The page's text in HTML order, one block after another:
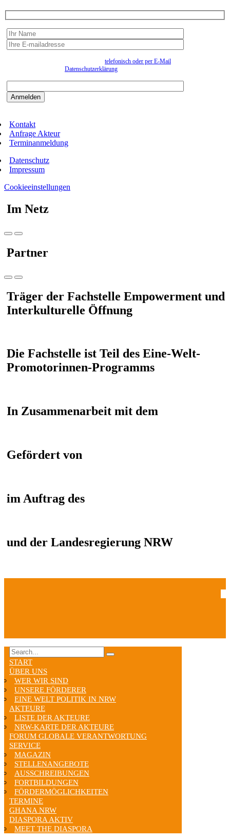
telefonisch oder per E-Mail
Datenschutzerklärung
Kontakt
Anfrage Akteur
Terminanmeldung
Datenschutz
Impressum
Cookieeinstellungen
Im Netz
Partner
Träger der Fachstelle Empowerment und
Interkulturelle Öffnung
Die Fachstelle ist Teil des Eine-Welt-
Promotorinnen-Programms
In Zusammenarbeit mit dem
Gefördert von
im Auftrag des
und der Landesregierung NRW
START
ÜBER UNS
WER WIR SIND
UNSERE FÖRDERER
EINE WELT POLITIK IN NRW
AKTEURE
LISTE DER AKTEURE
NRW-KARTE DER AKTEURE
FORUM GLOBALE VERANTWORTUNG
SERVICE
MAGAZIN
STELLENANGEBOTE
AUSSCHREIBUNGEN
FORTBILDUNGEN
FÖRDERMÖGLICHKEITEN
TERMINE
GHANA NRW
DIASPORA AKTIV
MEET THE DIASPORA